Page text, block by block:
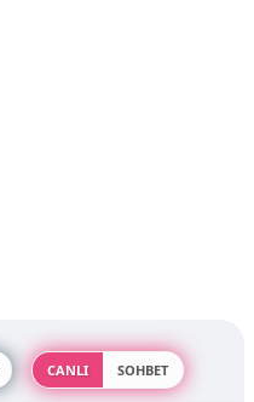
CANLI SOHBET